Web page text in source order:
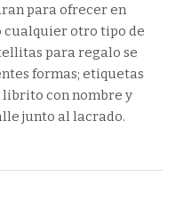
para ofrecer en
cualquier otro tipo de
para regalo se
formas; etiquetas
librito con nombre y
junto al lacrado.